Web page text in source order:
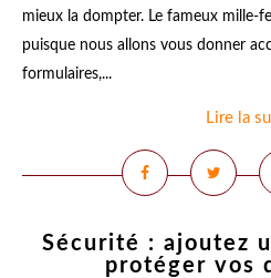
mieux la dompter. Le fameux mille-
puisque nous allons vous donner
formulaires,...
Lire la
Sécurité : ajoutez
protéger vos